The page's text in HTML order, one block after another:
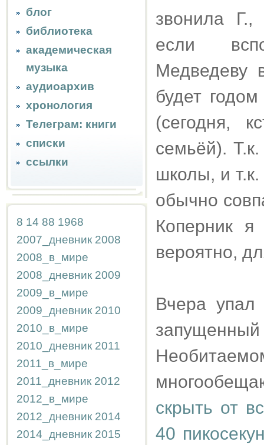
блог
библиотека
академическая
музыка
аудиоархив
хронология
Телеграм: книги
списки
ссылки
8 14 88 1968
2007_дневник 2008
2008_в_мире
2008_дневник 2009
2009_в_мире
2009_дневник 2010
2010_в_мире
2010_дневник 2011
2011_в_мире
2011_дневник 2012
2012_в_мире
2012_дневник 2014
2014_дневник 2015
звонила
если
Медведеву
будет
(сегодня,
семьёй).
школы, и
обычно
Коперник
вероятно,
Вчера упал
скрыть от
40